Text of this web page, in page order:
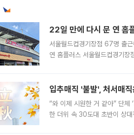
22일 만에 다시 문 연 홈
서울월드컵경기장점 67명 출
연 홈플러스 서울월드컵경기
입추매직 '불발', 처서매
“와 이제 시원한 거 같아” 단체
한 더위 속 30도대 초반이 상